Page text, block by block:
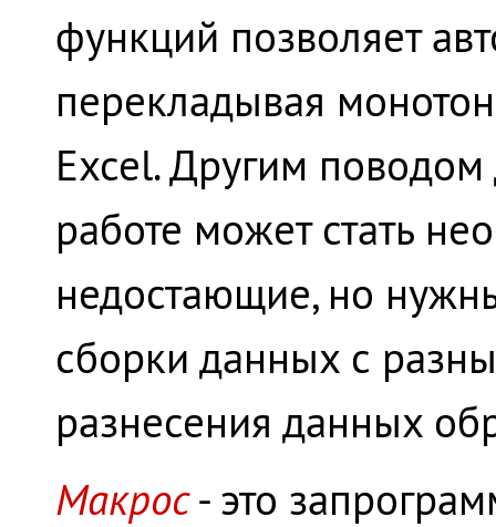
функций позволяет
перекладывая
Excel. Другим
работе может стать
недостающие, но
сборки данных с
разнесения данных
Макрос- это